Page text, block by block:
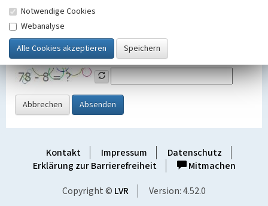
SicherheitsabfrageTragen Sie unten das Rechenergebnis aus der
Grafik ein
Abbrechen Absenden
Kontakt Impressum
Datenschutz
Erklärung zur Barrierefreiheit
Mitmachen
Copyright © LVR Version: 4.52.0
Notwendige Cookies
Webanalyse